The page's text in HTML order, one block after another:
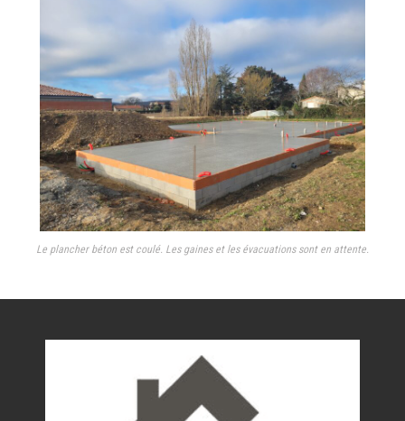
Nos prestations
FAQ
Le plancher béton est coulé. Les gaines et les évacuations sont en attente.